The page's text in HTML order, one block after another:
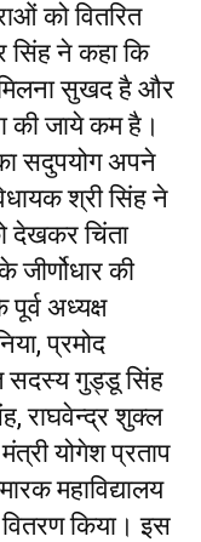
को वितरित
सिंह ने कहा कि
मिलना सुखद है और
की जाये कम है।
सदुपयोग अपने
श्री सिंह ने
देखकर चिंता
की
अध्यक्ष
प्रमोद
सदस्य गुड्डू सिंह
राघवेन्द्र शुक्ल
योगेश प्रताप
महाविद्यालय
किया। इस